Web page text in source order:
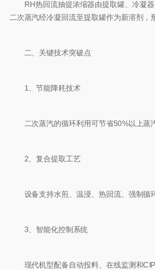
RH热回流抽提浓缩器由提取罐、冷凝器
二次蒸汽经冷凝回流至提取罐作为新溶剂，
二、关键技术突破点
1、节能降耗技术
二次蒸汽的循环利用可节省50%以上蒸汽
2、复合提取工艺
设备支持水煎、温浸、热回流、强制循环
3、智能化控制系统
现代机型配备自动投料、在线监测和CIP